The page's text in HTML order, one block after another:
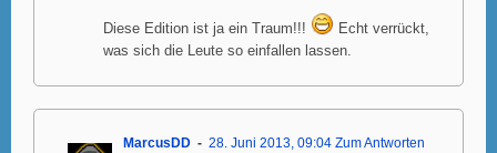
Diese Edition ist ja ein Traum!!!
Echt verrückt,
was sich die Leute so einfallen lassen.
MarcusDD 28. Juni 2013, 09:04 Zum Antworten